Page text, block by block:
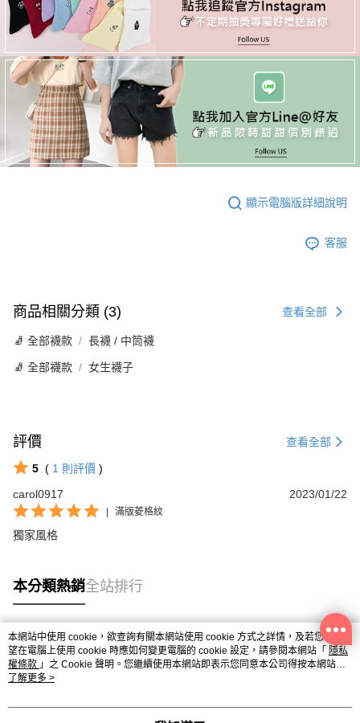
顯示電腦版詳細說明
客服
商品相關分類 (3) 查看全部
🧦 全部襪款 長襪 / 中筒襪
🧦 全部襪款 女生襪子
評價 查看全部
5 ( 1 則評價 )
carol0917
2023/01/22
| 滿版菱格紋
獨家風格
本分類熱銷全站排行
熱門標籤
本網站中使用 cookie，欲查詢有關本網站使用 cookie 方式之詳情，及若您不希
望在電腦上使用 cookie 時應如何變更電腦的 cookie 設定，請參閱本網站「 隱私
權條款 」之 Cookie 聲明。您繼續使用本網站即表示您同意本公司得按本網站使
用條款之 Cookie 聲明使用 cookie。
了解更多 >